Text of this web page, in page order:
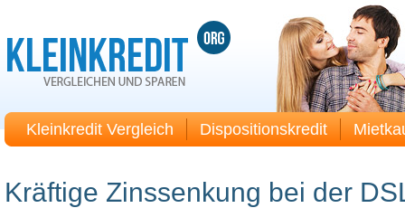
Kleinkredit Vergleich Dispositionskredit
Kräftige Zinssenkung bei der